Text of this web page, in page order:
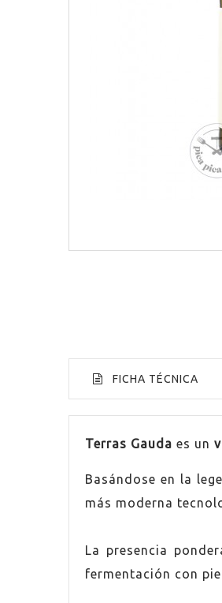
FICHA TÉCNICA
VOLUMEN
PAÍS
Terras Gauda es un
Basándose en la
más moderna
La presencia
fermentación con